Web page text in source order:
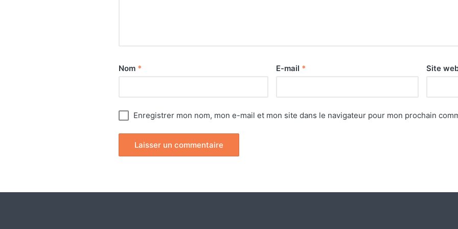
Nom * E-mail * Site
Enregistrer mon nom, mon e-mail et mon site dans le navigateur pour mon prochain